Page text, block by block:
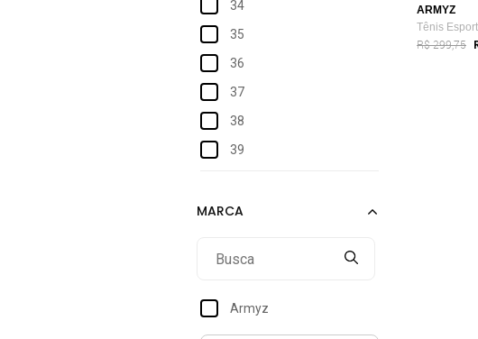
34
35
36
37
38
39
41
43
Armyz
ARMYZ
R$ 299,75